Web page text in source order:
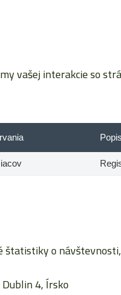
vašej interakcie so
Popis
o
4, Írsko